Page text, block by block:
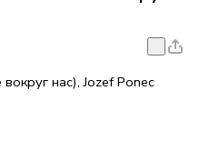
нас), Jozef Ponec